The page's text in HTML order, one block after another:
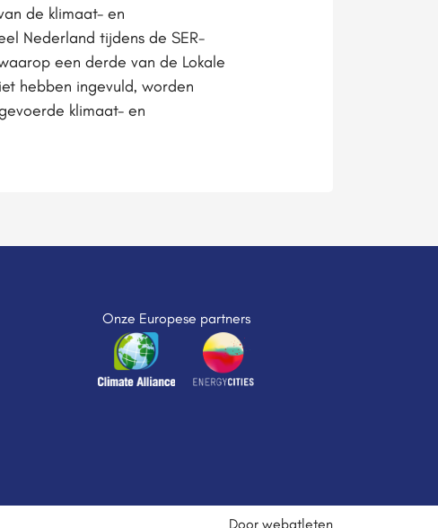
de klimaat- en
Nederland tijdens de SER-
een derde van de Lokale
hebben ingevuld, worden
klimaat- en
Onze Europese partners
Door webatleten